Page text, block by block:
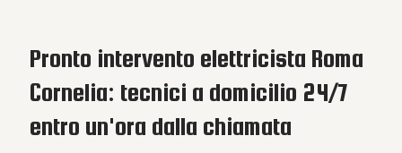
Pronto intervento elettricista Roma
Cornelia: tecnici a domicilio 24/7
entro un'ora dalla chiamata